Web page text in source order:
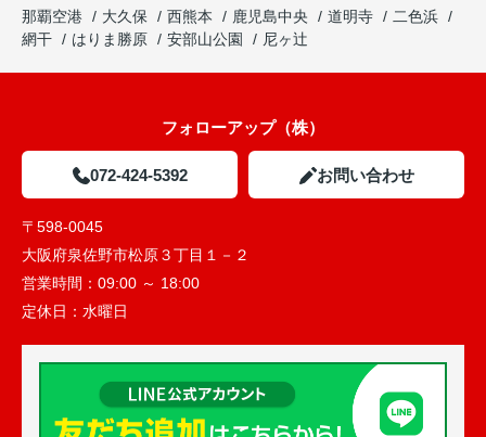
那覇空港
大久保 西熊本 鹿児島中央 道明寺
二色浜
網干
はりま勝原 安部山公園 尼ヶ辻
フォローアップ（株）
072-424-5392 お問い合わせ
〒598-0045
大阪府泉佐野市松原３丁目１－２
営業時間： 09:00 ～ 18:00
定休日： 水曜日